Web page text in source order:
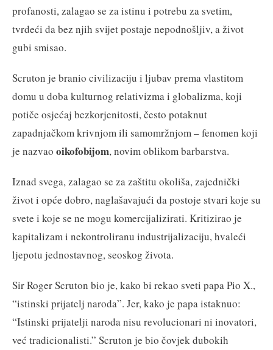
profanosti, zalagao se za istinu i potrebu za svetim,
tvrdeći da bez njih svijet postaje nepodnošljiv, a život
gubi smisao.
Scruton je branio civilizaciju i ljubav prema vlastitom
domu u doba kulturnog relativizma i globalizma, koji
potiče osjećaj bezkorjenitosti, često potaknut
zapadnjačkom krivnjom ili samomržnjom – fenomen koji
je nazvao oikofobijom, novim oblikom barbarstva.
Iznad svega, zalagao se za zaštitu okoliša, zajednički
život i opće dobro, naglašavajući da postoje stvari koje su
svete i koje se ne mogu komercijalizirati. Kritizirao je
kapitalizam i nekontroliranu industrijalizaciju, hvaleći
ljepotu jednostavnog, seoskog života.
Sir Roger Scruton bio je, kako bi rekao sveti papa Pio X.,
“istinski prijatelj naroda”. Jer, kako je papa istaknuo:
“Istinski prijatelji naroda nisu revolucionari ni inovatori,
već tradicionalisti.” Scruton je bio čovjek dubokih